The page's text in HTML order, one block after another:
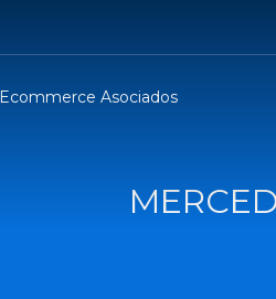
Ecommerce Asociados